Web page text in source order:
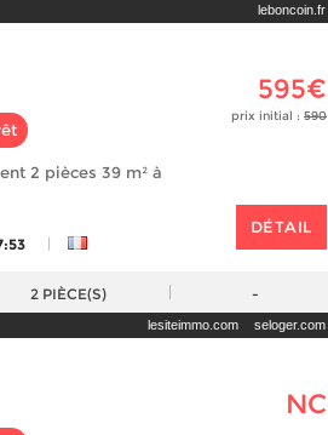
leboncoin.fr
595€
prix initial : 590
2 pièces 39 m² à
|
DÉTAIL
2 PIÈCE(S) -
lesiteimmo.com seloger.com
NC